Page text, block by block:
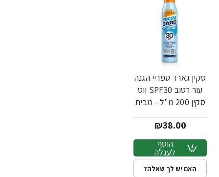
סקין גארד ספריי הגנה
עור רטוב SPF30 ווט
סקין 200 מ"ל - מבית
₪38.00
הוסף
לעגלה
האם יש לך שאלה?